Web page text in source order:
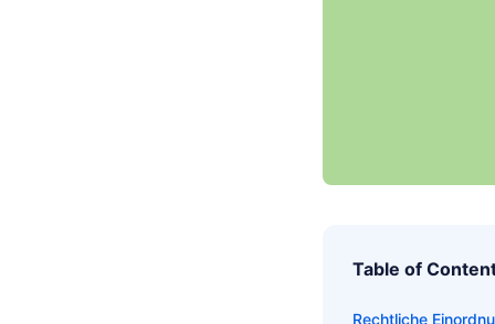
Table of
Rechtliche